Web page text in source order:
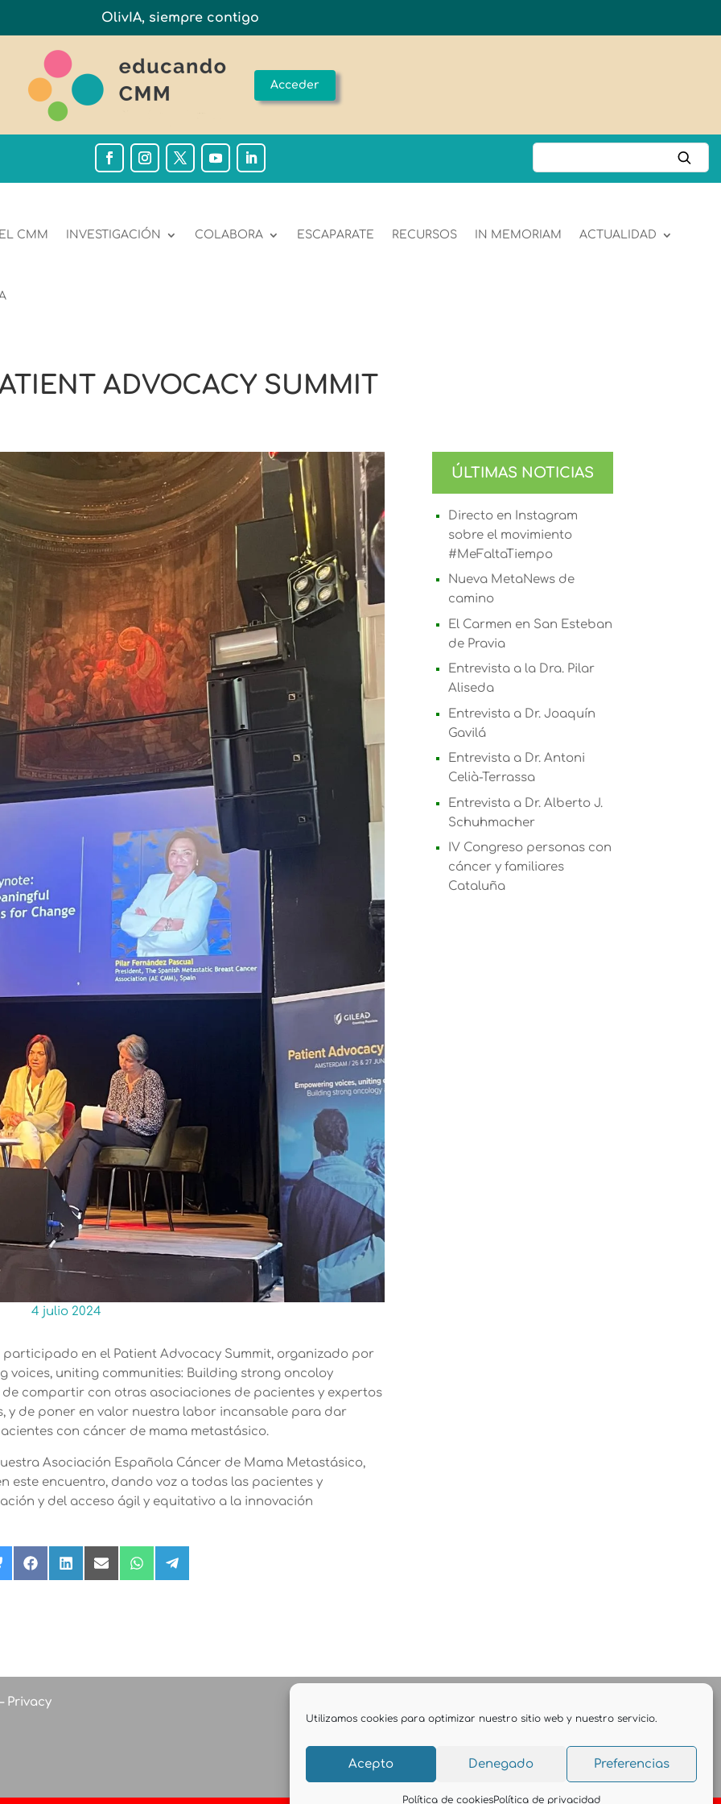
Utilizamos cookies para optimizar nuestro sitio web y nuestro servicio.
Acepto Denegado Preferencias
Política de cookiesPolítica de privacidad
OlivIA, siempre contigo
Acceder
CMM INVESTIGACIÓN COLABORA ESCAPARATE RECURSOS IN MEMORIAM ACTUALIDAD
ADVOCACY SUMMIT
4 julio 2024
en el Patient Advocacy Summit, organizado por
voices, uniting communities: Building strong oncoloy
compartir con otras asociaciones de pacientes y expertos
y de poner en valor nuestra labor incansable para dar
con cáncer de mama metastásico.
Asociación Española Cáncer de Mama Metastásico,
este encuentro, dando voz a todas las pacientes y
y del acceso ágil y equitativo a la innovación
Compartir
en
Compartir
en
Compartir
en
Compartir
en
Compartir
en
ÚLTIMAS NOTICIAS
Directo en Instagram
sobre el movimiento
#MeFaltaTiempo
Nueva MetaNews de
camino
El Carmen en San Esteban
de Pravia
Entrevista a la Dra. Pilar
Aliseda
Entrevista a Dr. Joaquín
Gavilá
Entrevista a Dr. Antoni
Celià-Terrassa
Entrevista a Dr. Alberto J.
Schuhmacher
IV Congreso personas con
cáncer y familiares
Cataluña
Privacy